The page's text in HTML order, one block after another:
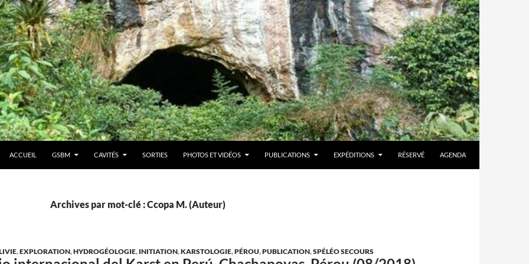
ACCUEIL GSBM CAVITÉS SORTIES PHOTOS ET VIDÉOS PUBLICATIONS EXPÉDITIONS RÉSERVÉ AGENDA
Archives par mot-clé : Ccopa M. (Auteur)
,EXPLORATION,HYDROGÉOLOGIE, INITIATION,KARSTOLOGIE,PÉROU,PUBLICATION,SPÉLÉO SECOURS